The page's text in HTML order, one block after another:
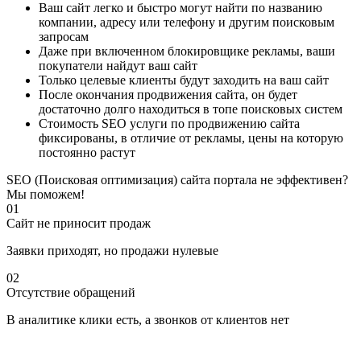
Ваш сайт легко и быстро могут найти по названию
компании, адресу или телефону и другим поисковым
запросам
Даже при включенном блокировщике рекламы, ваши
покупатели найдут ваш сайт
Только целевые клиенты будут заходить на ваш сайт
После окончания продвижения сайта, он будет
достаточно долго находиться в топе поисковых систем
Стоимость SEO услуги по продвижению сайта
фиксированы, в отличие от рекламы, цены на которую
постоянно растут
SEO (Поисковая оптимизация) сайта портала не эффективен?
Мы поможем!
01
Сайт не приносит продаж
Заявки приходят, но продажи нулевые
02
Отсутствие обращений
В аналитике клики есть, а звонков от клиентов нет